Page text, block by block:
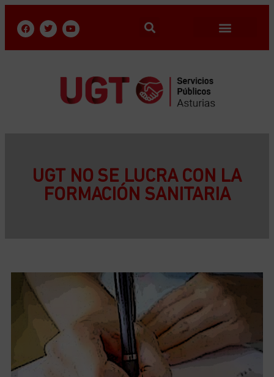
UGT NO SE LUCRA CON LA
FORMACIÓN SANITARIA